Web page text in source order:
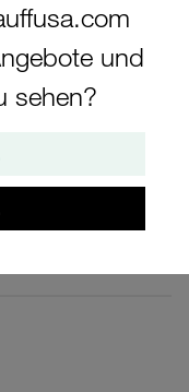
und
sehen?
AS-